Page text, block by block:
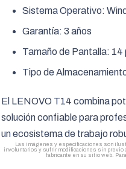
Sistema Operativo:
Garantía: 3 años
Tamaño de Pantalla: 14
Tipo de
El LENOVO T14 combina
solución confiable para
un ecosistema de trabajo
Las imágenes y especificaciones son
involuntarios y sufrir modificaciones sin previo
fabricante en su sitio web.